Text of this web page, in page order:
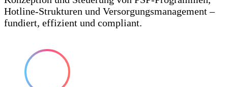
Hotline-Strukturen und Versorgungsmanagement –
fundiert, effizient und compliant.